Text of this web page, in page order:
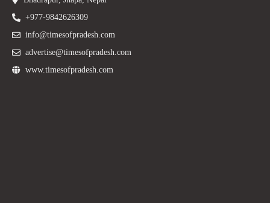
+977-9842626309
info@timesofpradesh.com
advertise@timesofpradesh.com
www.timesofpradesh.com